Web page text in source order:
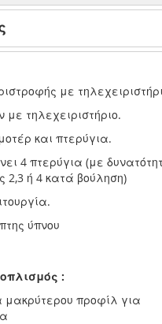
με
με τηλεχειριστήριο.
και πτερύγια.
4 πτερύγια (με
2,3 ή 4 κατά βούληση)
ύπνου
:
μακρύτερου προφίλ για